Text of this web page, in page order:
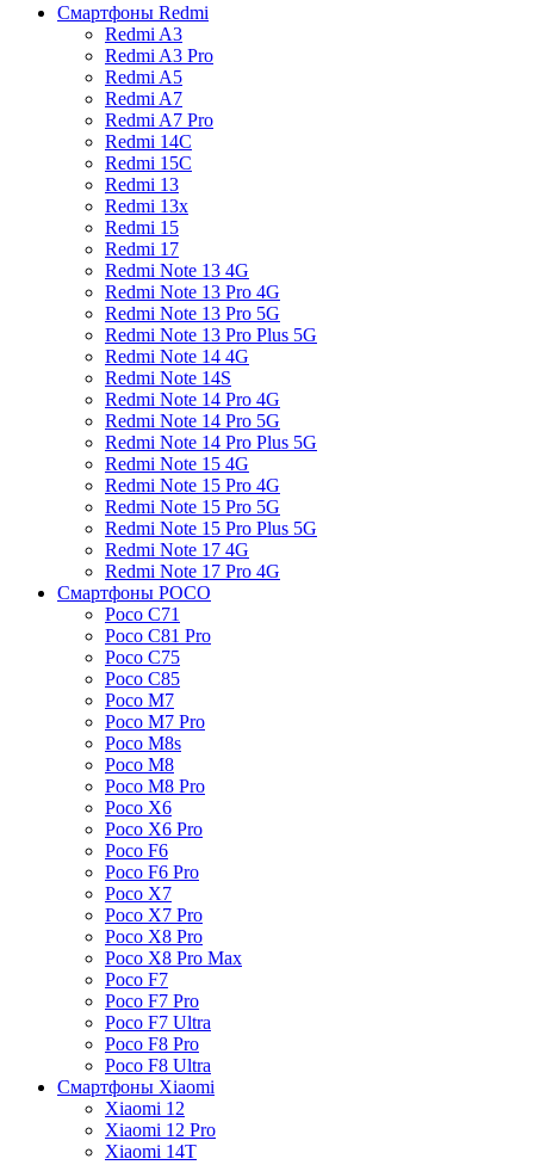
Смартфоны Redmi
Redmi A3
Redmi A3 Pro
Redmi A5
Redmi A7
Redmi A7 Pro
Redmi 14C
Redmi 15C
Redmi 13
Redmi 13x
Redmi 15
Redmi 17
Redmi Note 13 4G
Redmi Note 13 Pro 4G
Redmi Note 13 Pro 5G
Redmi Note 13 Pro Plus 5G
Redmi Note 14 4G
Redmi Note 14S
Redmi Note 14 Pro 4G
Redmi Note 14 Pro 5G
Redmi Note 14 Pro Plus 5G
Redmi Note 15 4G
Redmi Note 15 Pro 4G
Redmi Note 15 Pro 5G
Redmi Note 15 Pro Plus 5G
Redmi Note 17 4G
Redmi Note 17 Pro 4G
Смартфоны POCO
Poco C71
Poco C81 Pro
Poco C75
Poco C85
Poco M7
Poco M7 Pro
Poco M8s
Poco M8
Poco M8 Pro
Poco X6
Poco X6 Pro
Poco F6
Poco F6 Pro
Poco X7
Poco X7 Pro
Poco X8 Pro
Poco X8 Pro Max
Poco F7
Poco F7 Pro
Poco F7 Ultra
Poco F8 Pro
Poco F8 Ultra
Смартфоны Xiaomi
Xiaomi 12
Xiaomi 12 Pro
Xiaomi 14T